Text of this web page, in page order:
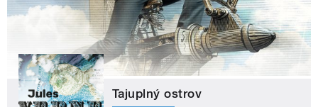
Tajuplný ostrov